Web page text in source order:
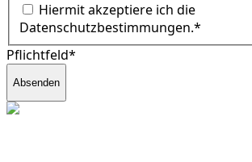
Hiermit akzeptiere ich die
Datenschutzbestimmungen.*
Pflichtfeld*
Absenden